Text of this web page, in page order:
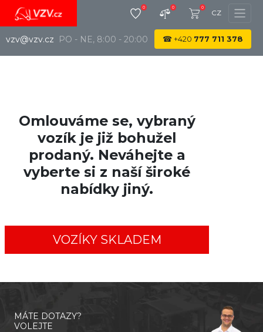
vzv@vzv.cz
0 0 0
CZ
PO - NE, 8:00 - 20:00 ☎+420 777 711 378
Omlouváme se, vybraný
vozík je již bohužel
prodaný. Neváhejte a
vyberte si z naší široké
nabídky jiný.
VOZÍKY SKLADEM
MÁTE DOTAZY?
VOLEJTE